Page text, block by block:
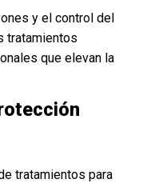
y el control del
tratamientos
que elevan la
tratamientos para